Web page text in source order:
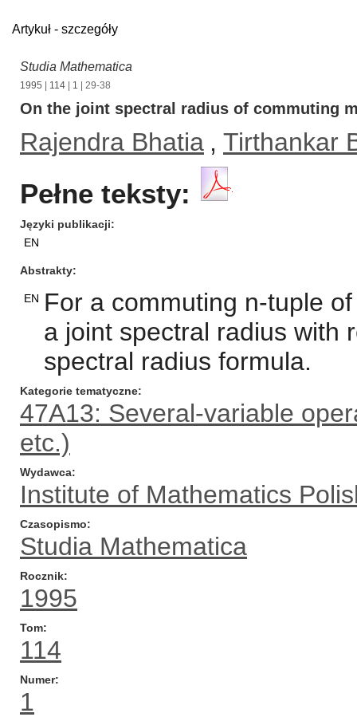
Artykuł - szczegóły
Studia Mathematica
1995 114 1 | 29-38
On the joint spectral radius of commuting
Rajendra Bhatia , Tirthankar
Pełne teksty:
Języki publikacji
EN
Abstrakty
EN For a commuting n-tuple
a joint spectral radius with
spectral radius formula.
Kategorie tematyczne
47A13: Several-variable
etc.)
Wydawca
Institute of Mathematics
Czasopismo
Studia Mathematica
Rocznik
1995
Tom
114
Numer
1